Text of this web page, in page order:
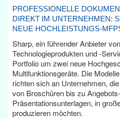
PROFESSIONELLE
DIREKT IM UNTERNEHMEN:
NEUE HOCHLEISTUNGS-
Sharp, ein führender Anbieter
Technologieprodukten und -
Portfolio um zwei neue
Multifunktionsgeräte. Die
richten sich an Unternehmen,
von Broschüren bis zu
Präsentationsunterlagen, in
produzieren möchten.